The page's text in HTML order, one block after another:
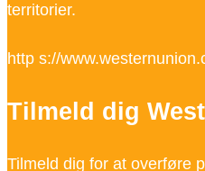
territorier.
http s://
Tilmeld dig
Tilmeld dig for at overføre